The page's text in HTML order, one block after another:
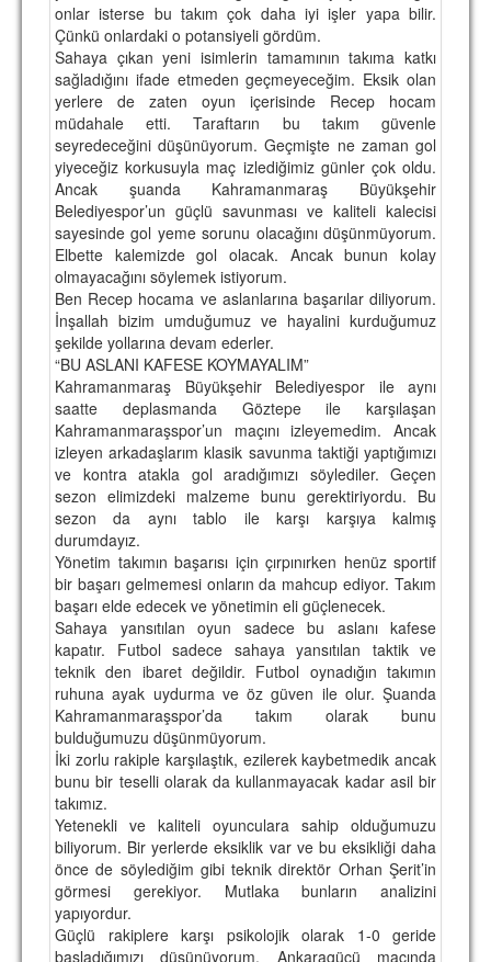
SİTE İSTATİSTİKLERİ
REKLAM YAYINI
onlar isterse bu takım çok daha iyi işler yapa bilir.
Çünkü onlardaki o potansiyeli gördüm.
Sahaya çıkan yeni isimlerin tamamının takıma katkı
sağladığını ifade etmeden geçmeyeceğim. Eksik olan
yerlere de zaten oyun içerisinde Recep hocam
müdahale etti. Taraftarın bu takım güvenle
seyredeceğini düşünüyorum. Geçmişte ne zaman gol
yiyeceğiz korkusuyla maç izlediğimiz günler çok oldu.
Ancak şuanda Kahramanmaraş Büyükşehir
Belediyespor’un güçlü savunması ve kaliteli kalecisi
sayesinde gol yeme sorunu olacağını düşünmüyorum.
Elbette kalemizde gol olacak. Ancak bunun kolay
olmayacağını söylemek istiyorum.
Ben Recep hocama ve aslanlarına başarılar diliyorum.
İnşallah bizim umduğumuz ve hayalini kurduğumuz
şekilde yollarına devam ederler.
“BU ASLANI KAFESE KOYMAYALIM”
Kahramanmaraş Büyükşehir Belediyespor ile aynı
saatte deplasmanda Göztepe ile karşılaşan
Kahramanmaraşspor’un maçını izleyemedim. Ancak
izleyen arkadaşlarım klasik savunma taktiği yaptığımızı
ve kontra atakla gol aradığımızı söylediler. Geçen
sezon elimizdeki malzeme bunu gerektiriyordu. Bu
sezon da aynı tablo ile karşı karşıya kalmış
durumdayız.
Yönetim takımın başarısı için çırpınırken henüz sportif
bir başarı gelmemesi onların da mahcup ediyor. Takım
başarı elde edecek ve yönetimin eli güçlenecek.
Sahaya yansıtılan oyun sadece bu aslanı kafese
kapatır. Futbol sadece sahaya yansıtılan taktik ve
teknik den ibaret değildir. Futbol oynadığın takımın
ruhuna ayak uydurma ve öz güven ile olur. Şuanda
Kahramanmaraşspor’da takım olarak bunu
bulduğumuzu düşünmüyorum.
İki zorlu rakiple karşılaştık, ezilerek kaybetmedik ancak
bunu bir teselli olarak da kullanmayacak kadar asil bir
takımız.
Yetenekli ve kaliteli oyunculara sahip olduğumuzu
biliyorum. Bir yerlerde eksiklik var ve bu eksikliği daha
önce de söylediğim gibi teknik direktör Orhan Şerit’in
görmesi gerekiyor. Mutlaka bunların analizini
yapıyordur.
Güçlü rakiplere karşı psikolojik olarak 1-0 geride
başladığımızı düşünüyorum. Ankaragücü maçında